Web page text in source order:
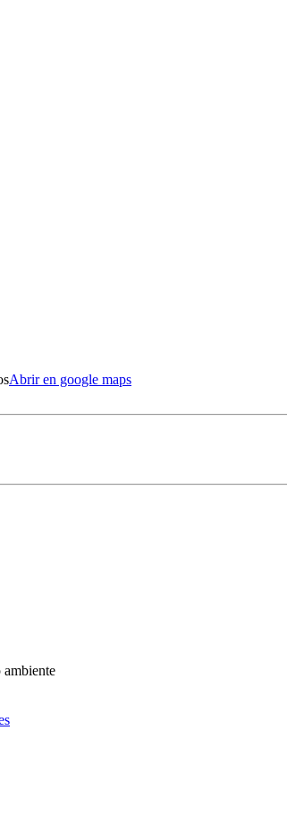
Abrir en google maps